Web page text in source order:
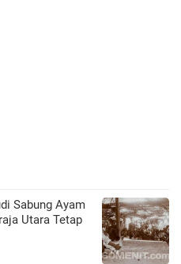
Sabung Ayam
Utara Tetap